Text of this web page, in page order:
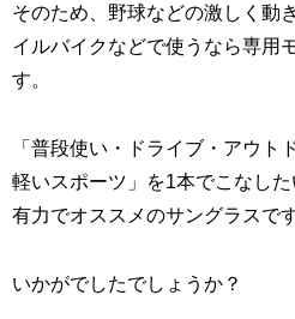
そのため、野球などの激しく動
イルバイクなどで使うなら専用
す。
「普段使い・ドライブ・アウト
軽いスポーツ」を1本でこなし
有力でオススメのサングラスで
いかがでしたでしょうか？